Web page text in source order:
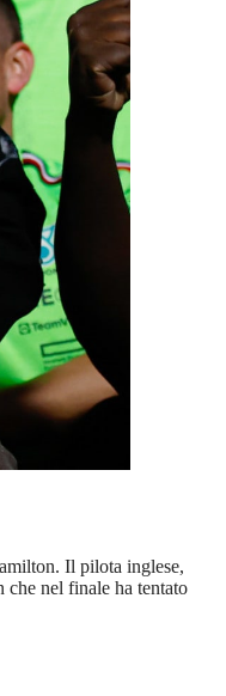
Il pilota inglese,
nel finale ha tentato